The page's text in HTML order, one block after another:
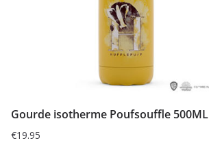
Gourde isotherme Poufsouffle 500ML
€19.95